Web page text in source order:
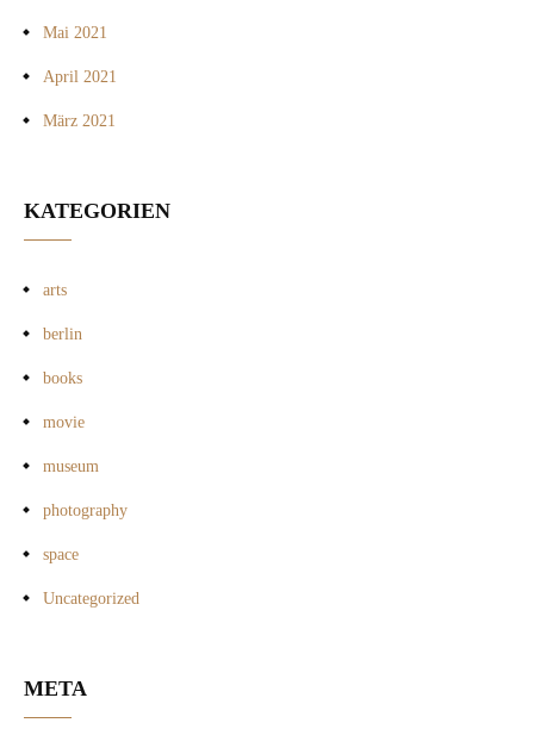
Mai 2021
April 2021
März 2021
KATEGORIEN
arts
berlin
books
movie
museum
photography
space
Uncategorized
META